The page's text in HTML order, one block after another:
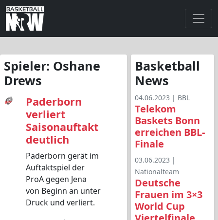
Spieler: Oshane
Drews
Paderborn
verliert
Saisonauftakt
deutlich
Paderborn gerät im
Auftaktspiel der
ProA gegen Jena
von Beginn an unter
Druck und verliert.
Basketball
News
04.06.2023 | BBL
Telekom
Baskets Bonn
erreichen BBL-
Finale
03.06.2023 |
Nationalteam
Deutsche
Frauen im 3×3
World Cup